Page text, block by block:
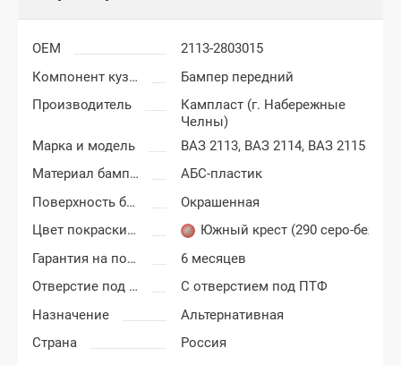
OEM
2113-2803015
Компонент кузова
Бампер передний
Производитель
Кампласт (г. Набережные
Челны)
Марка и модель
ВАЗ 2113, ВАЗ 2114, ВАЗ 2115
Материал бампера
АБС-пластик
Поверхность бампера
Окрашенная
Цвет покраски ВАЗ 2113, 2114, 2115
Южный крест (290 серо-
Гарантия на покраску
6 месяцев
Отверстие под ПТФ
С отверстием под ПТФ
Назначение
Альтернативная
Страна
Россия